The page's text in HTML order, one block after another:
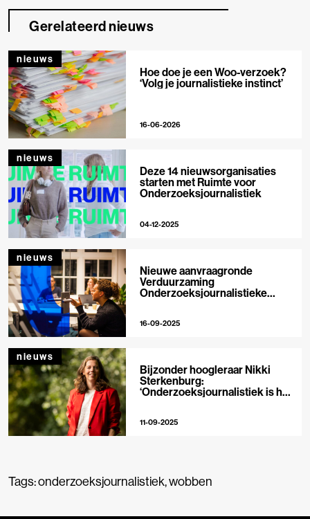
Gerelateerd nieuws
nieuws
Hoe doe je een Woo-verzoek?
‘Volg je journalistieke instinct’
16-06-2026
nieuws
Deze 14 nieuwsorganisaties
starten met Ruimte voor
Onderzoeksjournalistiek
04-12-2025
nieuws
Nieuwe aanvraagronde
Verduurzaming
Onderzoeksjournalistieke
16-09-2025
nieuws
Bijzonder hoogleraar Nikki
Sterkenburg:
‘Onderzoeksjournalistiek is het
11-09-2025
Tags:onderzoeksjournalistiek,wobben